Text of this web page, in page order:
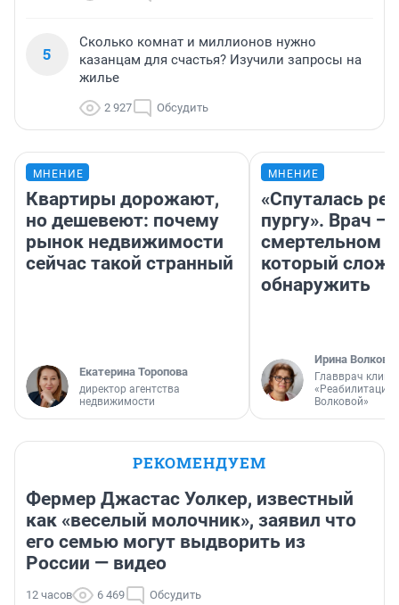
5
Сколько комнат и миллионов нужно
казанцам для счастья? Изучили запросы на
жилье
2 927 Обсудить
МНЕНИЕ
Квартиры дорожают,
но дешевеют: почему
рынок недвижимости
сейчас такой странный
Екатерина Торопова
директор агентства
недвижимости
МНЕНИЕ
«Спуталась
пургу». Врач —
смертельном
который
обнаружить
Ирина Волкова
Главврач
«Реабилитация
Волковой»
РЕКОМЕНДУЕМ
Фермер Джастас Уолкер, известный
как «веселый молочник», заявил что
его семью могут выдворить из
России — видео
12 часов 6 469 Обсудить